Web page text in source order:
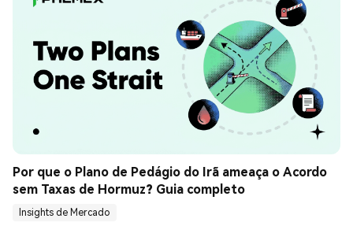
Por que o Plano de Pedágio do Irã ameaça o Acordo
sem Taxas de Hormuz? Guia completo
Insights de Mercado